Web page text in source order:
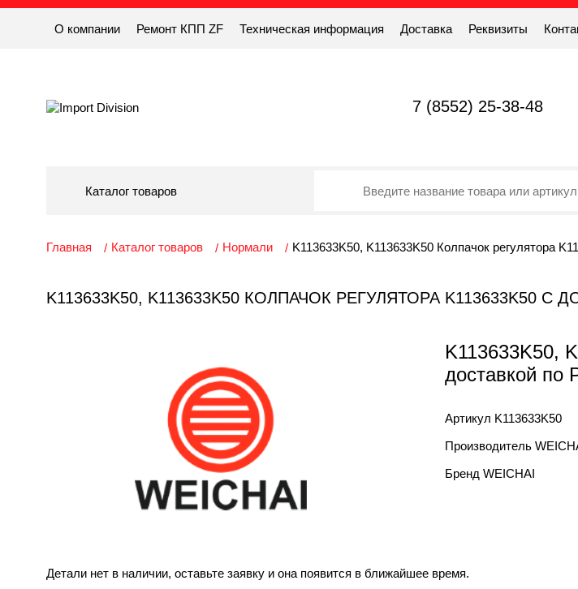
О компании Ремонт КПП ZF Техническая информация Доставка Реквизиты
7 (8552) 25-38-48
Каталог товаров
Главная Каталог товаров Нормали K113633K50, K113633K50 Колпачок регулятора
K113633K50, K113633K50 КОЛПАЧОК РЕГУЛЯТОРА K113633K50
K113633K50,
доставкой по
Артикул K113633K50
Производитель
Бренд WEICHAI
Детали нет в наличии, оставьте заявку и она появится в ближайшее время.